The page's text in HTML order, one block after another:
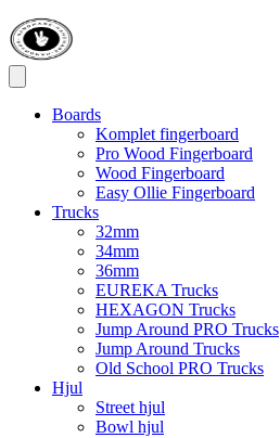
Boards
Komplet fingerboard
Pro Wood Fingerboard
Wood Fingerboard
Easy Ollie Fingerboard
Trucks
32mm
34mm
36mm
EUREKA Trucks
HEXAGON Trucks
Jump Around PRO Trucks
Jump Around Trucks
Old School PRO Trucks
Hjul
Street hjul
Bowl hjul